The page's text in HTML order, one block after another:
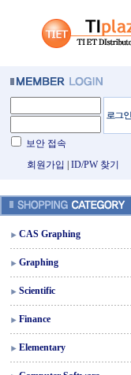
보안 접속
회원가입
ID/PW 찾기
CAS Graphing
Graphing
Scientific
Finance
Elementary